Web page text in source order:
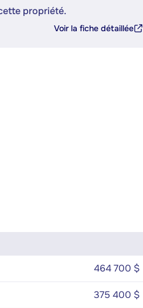
propriété.
Voir la fiche détaillée
464 700 $
375 400 $